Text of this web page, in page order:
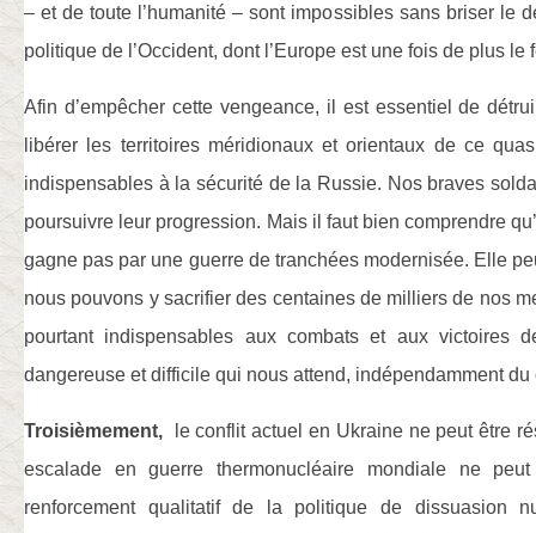
– et de toute l’humanité – sont impossibles sans briser le
politique de l’Occident, dont l’Europe est une fois de plus le
Afin d’empêcher cette vengeance, il est essentiel de
libérer les territoires méridionaux et orientaux de ce
indispensables à la sécurité de la Russie. Nos braves
poursuivre leur progression. Mais il faut bien comprendre
gagne pas par une guerre de tranchées modernisée. Elle
nous pouvons y sacrifier des centaines de milliers de nos
pourtant indispensables aux combats et aux victoires
dangereuse et difficile qui nous attend, indépendamment
Troisièmement,
le conflit actuel en Ukraine ne peut être
escalade en guerre thermonucléaire mondiale ne
renforcement qualitatif de la politique de dissuasion